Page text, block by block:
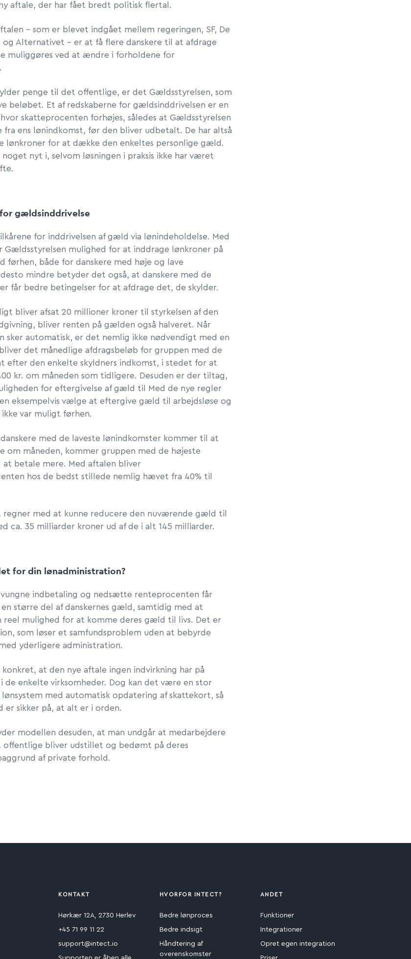
aftale, der har fået bredt politisk flertal.
– som er blevet indgået mellem regeringen, SF, De
og Alternativet – er at få flere danskere til at afdrage
muliggøres ved at ændre i forholdene for
penge til det offentlige, er det Gældsstyrelsen, som
beløbet. Et af redskaberne for gældsinddrivelsen er en
skatteprocenten forhøjes, således at Gældsstyrelsen
ens lønindkomst, før den bliver udbetalt. De har altså
lønkroner for at dække den enkeltes personlige gæld.
nyt i, selvom løsningen i praksis ikke har været
gældsinddrivelse
for inddrivelsen af gæld via lønindeholdelse. Med
Gældsstyrelsen mulighed for at inddrage lønkroner på
førhen, både for danskere med høje og lave
mindre betyder det også, at danskere med de
får bedre betingelser for at afdrage det, de skylder.
bliver afsat 20 millioner kroner til styrkelsen af den
bliver renten på gælden også halveret. Når
sker automatisk, er det nemlig ikke nødvendigt med en
det månedlige afdragsbeløb for gruppen med de
efter den enkelte skyldners indkomst, i stedet for at
kr. om måneden som tidligere. Desuden er der tiltag,
for eftergivelse af gæld til Med de nye regler
eksempelvis vælge at eftergive gæld til arbejdsløse og
var muligt førhen.
danskere med de laveste lønindkomster kommer til at
om måneden, kommer gruppen med de højeste
at betale mere. Med aftalen bliver
hos de bedst stillede nemlig hævet fra 40% til
regner med at kunne reducere den nuværende gæld til
ca. 35 milliarder kroner ud af de i alt 145 milliarder.
for din lønadministration?
indbetaling og nedsætte renteprocenten får
større del af danskernes gæld, samtidig med at
reel mulighed for at komme deres gæld til livs. Det er
som løser et samfundsproblem uden at bebyrde
yderligere administration.
at den nye aftale ingen indvirkning har på
de enkelte virksomheder. Dog kan det være en stor
med automatisk opdatering af skattekort, så
er sikker på, at alt er i orden.
modellen desuden, at man undgår at medarbejdere
bliver udstillet og bedømt på deres
af private forhold.
KONTAKT
Hørkær 12A, 2730 Herlev
+45 71 99 11 22
support@intect.io
HVORFOR INTECT?
Bedre lønproces
Bedre indsigt
Håndtering af
overenskomster
ANDET
Funktioner
Integrationer
Opret egen integration